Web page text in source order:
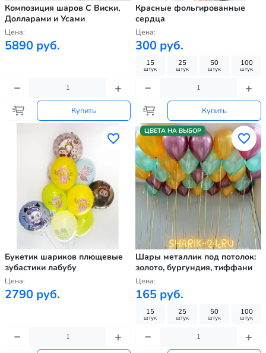
Композиция шаров С Виски,
Долларами и Усами
Цена:
5890 руб.
Купить
Красные фольгированные
сердца
Цена:
300 руб.
15
штук
25
штук
50
штук
100
штук
Купить
Букетик шариков плющевые
зубастики лабубу
Цена:
2790 руб.
ЦВЕТА НА ВЫБОР
Шары металлик под потолок:
золото, бургундия, тиффани
Цена:
165 руб.
15
штук
25
штук
50
штук
100
штук